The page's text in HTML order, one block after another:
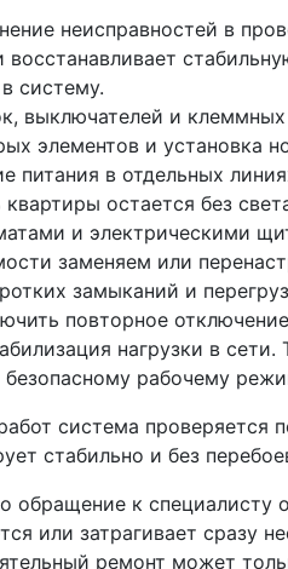
неисправностей в
восстанавливает
систему.
выключателей и
элементов и установка
питания в отдельных
остается без
и электрическими
заменяем или
замыканий и
повторное
нагрузки в
рабочему
система проверяется
стабильно и без
обращение к специалисту
или затрагивает сразу
ремонт может